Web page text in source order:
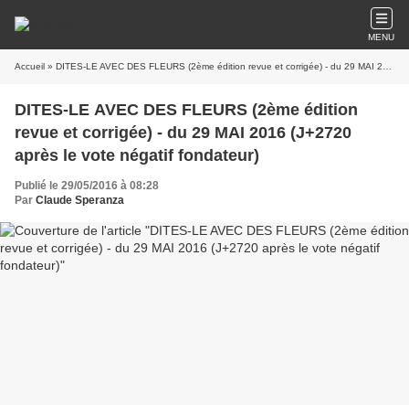
MENU
Accueil » DITES-LE AVEC DES FLEURS (2ème édition revue et corrigée) - du 29 MAI 2016 (J+2720 après le vote négatif fondateur)
DITES-LE AVEC DES FLEURS (2ème édition
revue et corrigée) - du 29 MAI 2016 (J+2720
après le vote négatif fondateur)
Publié le 29/05/2016 à 08:28
Par Claude Speranza